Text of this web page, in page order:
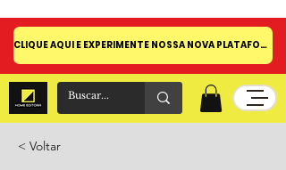
CLIQUE AQUI E EXPERIMENTE NOSSA NOVA PLATAFORMA!
< Voltar